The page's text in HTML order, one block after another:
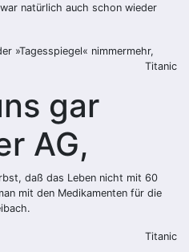
natürlich auch schon wieder
»Tagesspiegel« nimmermehr,
Titanic
gar
AG,
daß das Leben nicht mit 60
mit den Medikamenten für die
Titanic